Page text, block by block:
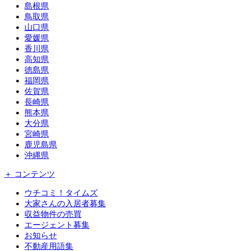
島根県
鳥取県
山口県
愛媛県
香川県
高知県
徳島県
福岡県
佐賀県
長崎県
熊本県
大分県
宮崎県
鹿児島県
沖縄県
＋ コンテンツ
ウチコミ！タイムズ
大家さんの入居者募集
収益物件の売買
エージェント募集
お知らせ
不動産用語集